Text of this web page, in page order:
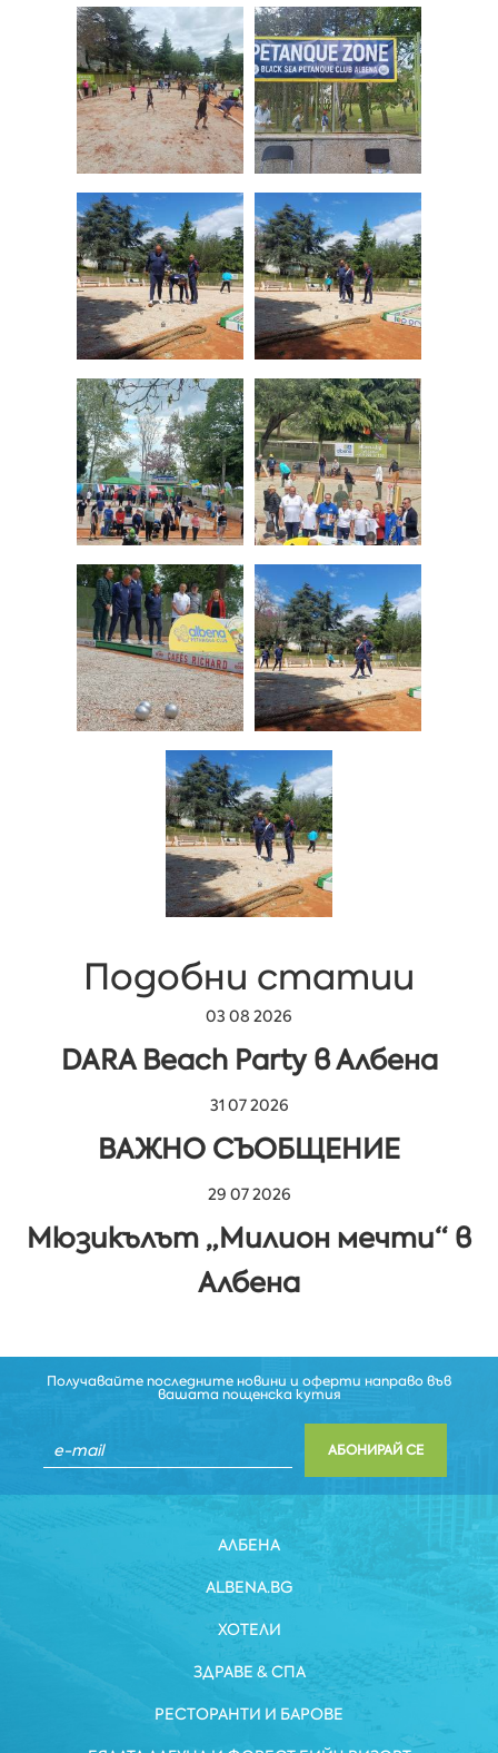
Подобни статии
03 08 2026
DARA Beach Party в Албена
31 07 2026
ВАЖНО СЪОБЩЕНИЕ
29 07 2026
Мюзикълът „Милион мечти“ в
Албена
Получавайте последните новини и оферти направо във
вашата пощенска кутия
АБОНИРАЙ СЕ
АЛБЕНА
ALBENA.BG
ХОТЕЛИ
ЗДРАВЕ & СПА
РЕСТОРАНТИ И БАРОВЕ